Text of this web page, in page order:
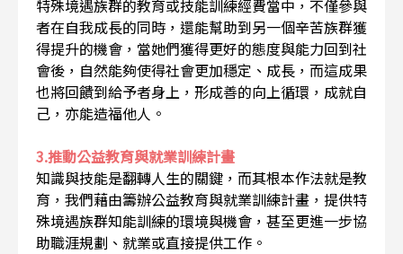
特殊境遇族群的教育或技能訓練經費當中，不僅參與
者在自我成長的同時，還能幫助到另一個辛苦族群獲
得提升的機會，當她們獲得更好的態度與能力回到社
會後，自然能夠使得社會更加穩定、成長，而這成果
也將回饋到給予者身上，形成善的向上循環，成就自
己，亦能造福他人。
3.推動公益教育與就業訓練計畫
知識與技能是翻轉人生的關鍵，而其根本作法就是教
育，我們藉由籌辦公益教育與就業訓練計畫，提供特
殊境遇族群知能訓練的環境與機會，甚至更進一步協
助職涯規劃、就業或直接提供工作。